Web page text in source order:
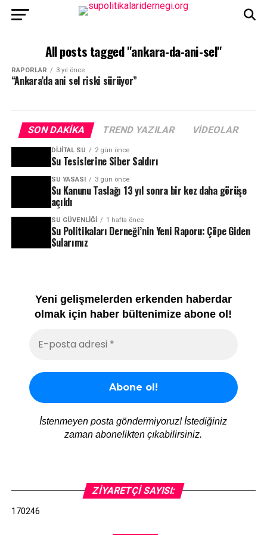
All posts tagged "ankara-da-ani-sel"
RAPORLAR 3 yıl önce
“Ankara’da ani sel riski sürüyor”
SON DAKIKA TREND YAZILAR VIDEOLAR
DIJITAL SU 2 gün önce
Su Tesislerine Siber Saldırı
SU YASASI 3 gün önce
Su Kanunu Taslağı 13 yıl sonra bir kez daha görüşe
açıldı
SU GÜVENLIĞI 1 hafta önce
Su Politikaları Derneği’nin Yeni Raporu: Çöpe Giden
Sularımız
Yeni gelişmelerden erkenden haberdar
olmak için haber bültenimize abone ol!
İstenmeyen posta göndermiyoruz! İstediğiniz
zaman abonelikten çıkabilirsiniz.
ZIYARETÇI SAYISI:
170246